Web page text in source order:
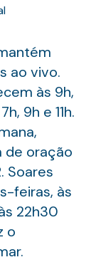
ao vivo.
às 9h,
9h e 11h.
de oração
Soares
feiras, às
22h30
o